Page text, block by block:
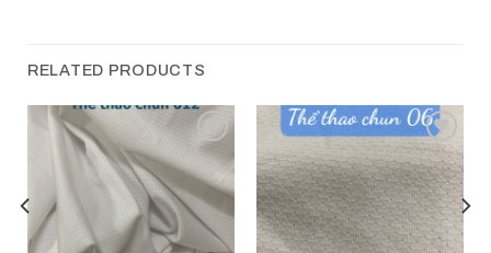
RELATED PRODUCTS
Add to
wishlist
Add to
wishlist